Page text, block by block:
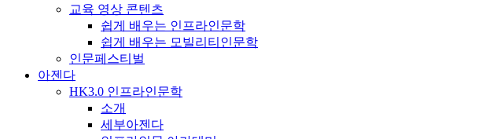
교육 영상 콘텐츠
쉽게 배우는 인프라인문학
쉽게 배우는 모빌리티인문학
인문페스티벌
아젠다
HK3.0 인프라인문학
소개
세부아젠다